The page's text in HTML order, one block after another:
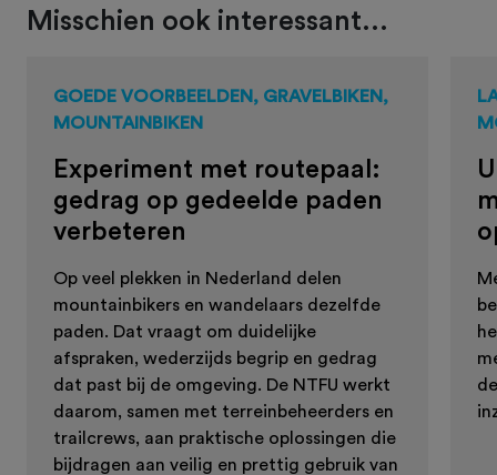
Misschien ook interessant...
GOEDE VOORBEELDEN, GRAVELBIKEN,
MOUNTAINBIKEN
Experiment met routepaal:
gedrag op gedeelde paden
verbeteren
Op veel plekken in Nederland delen
mountainbikers en wandelaars dezelfde
paden. Dat vraagt om duidelijke
afspraken, wederzijds begrip en gedrag
dat past bij de omgeving. De NTFU werkt
daarom, samen met terreinbeheerders en
trailcrews, aan praktische oplossingen die
bijdragen aan veilig en prettig gebruik van